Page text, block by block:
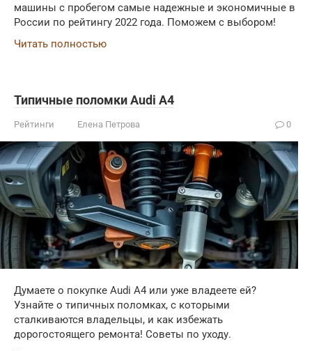
машины с пробегом самые надежные и экономичные в
России по рейтингу 2022 года. Поможем с выбором!
Читать полностью
Типичные поломки Audi A4
Рейтинги Елена Петрова 0
Думаете о покупке Audi A4 или уже владеете ей?
Узнайте о типичных поломках, с которыми
сталкиваются владельцы, и как избежать
дорогостоящего ремонта! Советы по уходу.